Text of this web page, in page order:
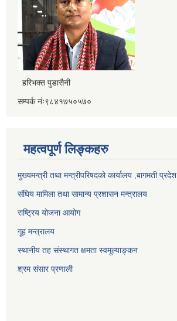
हरिभक्त पुडासैनी
सम्पर्क नंः९८४१७५०५७०
महत्वपूर्ण लिङ्कहरु
मुख्यमन्त्री तथा मन्त्रीपरिषदको कार्यालय ,बागमती प्रदेश
संघिय मामिला तथा सामान्य प्रशासन मन्त्रालय
राष्ट्रिय योजना आयोग
गूह मन्त्रालय
स्थानीय तह संस्थागत क्षमता स्वमूल्याङ्कन
श्रम संसार प्रणाली